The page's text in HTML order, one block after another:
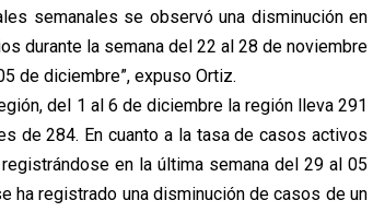
semanales se observó una disminución en
durante la semana del 22 al 28 de noviembre
de diciembre”, expuso Ortiz.
del 1 al 6 de diciembre la región lleva 291
de 284. En cuanto a la tasa de casos activos
en la última semana del 29 al 05
registrado una disminución de casos de un